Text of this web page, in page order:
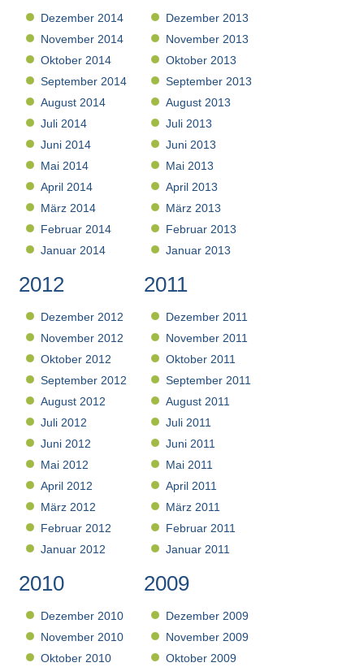
Dezember 2014
November 2014
Oktober 2014
September 2014
August 2014
Juli 2014
Juni 2014
Mai 2014
April 2014
März 2014
Februar 2014
Januar 2014
Dezember 2013
November 2013
Oktober 2013
September 2013
August 2013
Juli 2013
Juni 2013
Mai 2013
April 2013
März 2013
Februar 2013
Januar 2013
2012
Dezember 2012
November 2012
Oktober 2012
September 2012
August 2012
Juli 2012
Juni 2012
Mai 2012
April 2012
März 2012
Februar 2012
Januar 2012
2011
Dezember 2011
November 2011
Oktober 2011
September 2011
August 2011
Juli 2011
Juni 2011
Mai 2011
April 2011
März 2011
Februar 2011
Januar 2011
2010
Dezember 2010
November 2010
Oktober 2010
2009
Dezember 2009
November 2009
Oktober 2009